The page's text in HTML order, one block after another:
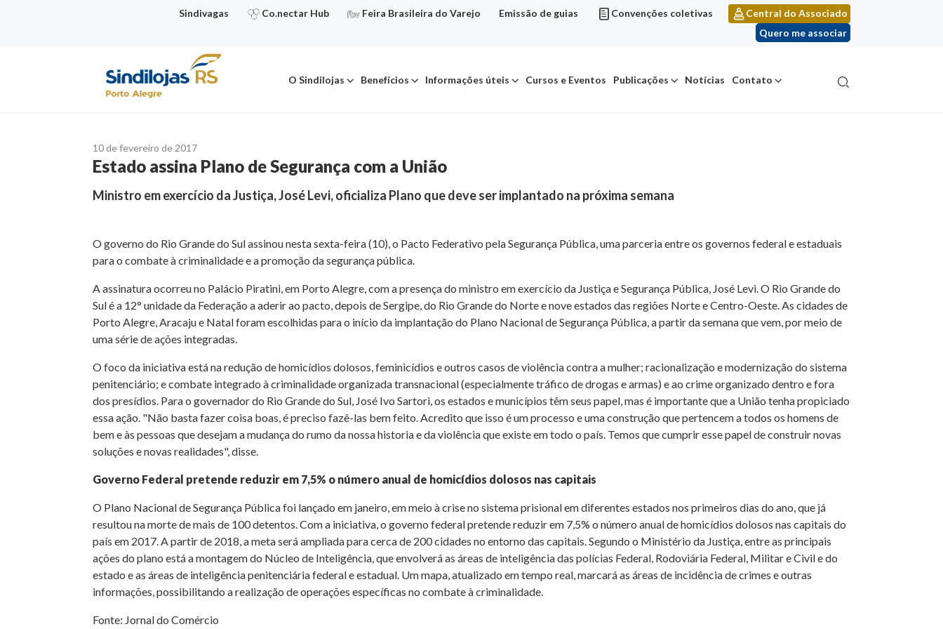
Sindivagas Co.nectar Hub Feira Brasileira do Varejo Emissão de guias Convenções coletivas
Central do Associado
Quero me associar
O Sindilojas Benefícios Informações úteis Cursos e Eventos Publicações Notícias Contato
10 de fevereiro de 2017
Estado assina Plano de Segurança com a União
Ministro em exercício da Justiça, José Levi, oficializa Plano que deve ser implantado na próxima semana
O governo do Rio Grande do Sul assinou nesta sexta-feira (10), o Pacto Federativo pela Segurança Pública, uma parceria entre os governos federal e estaduais
para o combate à criminalidade e a promoção da segurança pública.
A assinatura ocorreu no Palácio Piratini, em Porto Alegre, com a presença do ministro em exercício da Justiça e Segurança Pública, José Levi. O Rio Grande do
Sul é a 12° unidade da Federação a aderir ao pacto, depois de Sergipe, do Rio Grande do Norte e nove estados das regiões Norte e Centro-Oeste. As cidades de
Porto Alegre, Aracaju e Natal foram escolhidas para o início da implantação do Plano Nacional de Segurança Pública, a partir da semana que vem, por meio de
uma série de ações integradas.
O foco da iniciativa está na redução de homicídios dolosos, feminicídios e outros casos de violência contra a mulher; racionalização e modernização do sistema
penitenciário; e combate integrado à criminalidade organizada transnacional (especialmente tráfico de drogas e armas) e ao crime organizado dentro e fora
dos presídios. Para o governador do Rio Grande do Sul, José Ivo Sartori, os estados e municípios têm seus papel, mas é importante que a União tenha propiciado
essa ação. "Não basta fazer coisa boas, é preciso fazê-las bem feito. Acredito que isso é um processo e uma construção que pertencem a todos os homens de
bem e às pessoas que desejam a mudança do rumo da nossa historia e da violência que existe em todo o país. Temos que cumprir esse papel de construir novas
soluções e novas realidades", disse.
Governo Federal pretende reduzir em 7,5% o número anual de homicídios dolosos nas capitais
O Plano Nacional de Segurança Pública foi lançado em janeiro, em meio à crise no sistema prisional em diferentes estados nos primeiros dias do ano, que já
resultou na morte de mais de 100 detentos. Com a iniciativa, o governo federal pretende reduzir em 7,5% o número anual de homicídios dolosos nas capitais do
país em 2017. A partir de 2018, a meta será ampliada para cerca de 200 cidades no entorno das capitais. Segundo o Ministério da Justiça, entre as principais
ações do plano está a montagem do Núcleo de Inteligência, que envolverá as áreas de inteligência das polícias Federal, Rodoviária Federal, Militar e Civil e do
estado e as áreas de inteligência penitenciária federal e estadual. Um mapa, atualizado em tempo real, marcará as áreas de incidência de crimes e outras
informações, possibilitando a realização de operações específicas no combate à criminalidade.
Fonte: Jornal do Comércio